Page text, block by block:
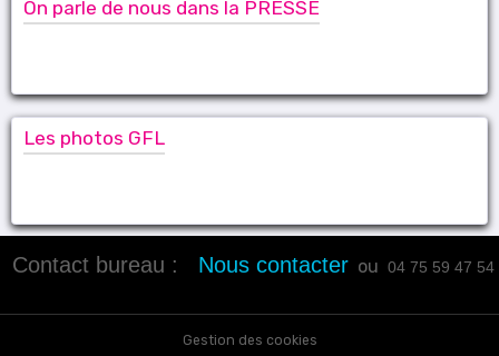
On parle de nous dans la PRESSE
Les photos GFL
Contact bureau : Nous contacter ou 04 75 59 47
Gestion des cookies